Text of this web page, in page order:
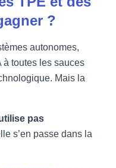
?
autonomes,
à toutes les sauces
Mais la
pas
s’en passe dans la